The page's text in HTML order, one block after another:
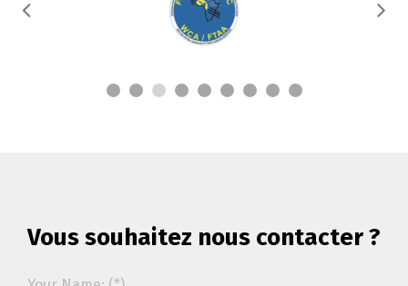
Vous souhaitez nous contacter ?